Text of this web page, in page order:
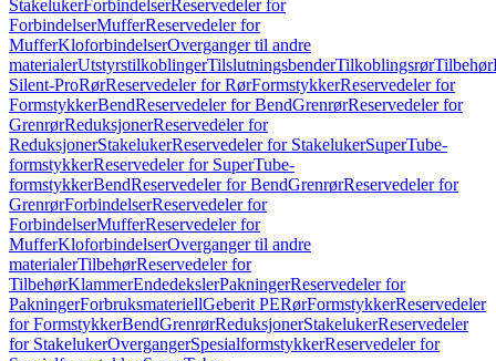
StakelukerForbindelserReservedeler for
ForbindelserMufferReservedeler for
MufferKloforbindelserOverganger til andre
materialerUtstyrstilkoblingerTilslutningsbenderTilkoblingsrørTilbehør
Silent-ProRørReservedeler for RørFormstykkerReservedeler for
FormstykkerBendReservedeler for BendGrenrørReservedeler for
GrenrørReduksjonerReservedeler for
ReduksjonerStakelukerReservedeler for StakelukerSuperTube-
formstykkerReservedeler for SuperTube-
formstykkerBendReservedeler for BendGrenrørReservedeler for
GrenrørForbindelserReservedeler for
ForbindelserMufferReservedeler for
MufferKloforbindelserOverganger til andre
materialerTilbehørReservedeler for
TilbehørKlammerEndedekslerPakningerReservedeler for
PakningerForbruksmateriellGeberit PERørFormstykkerReservedeler
for FormstykkerBendGrenrørReduksjonerStakelukerReservedeler
for StakelukerOvergangerSpesialformstykkerReservedeler for